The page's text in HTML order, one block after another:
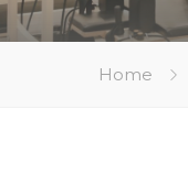
Home